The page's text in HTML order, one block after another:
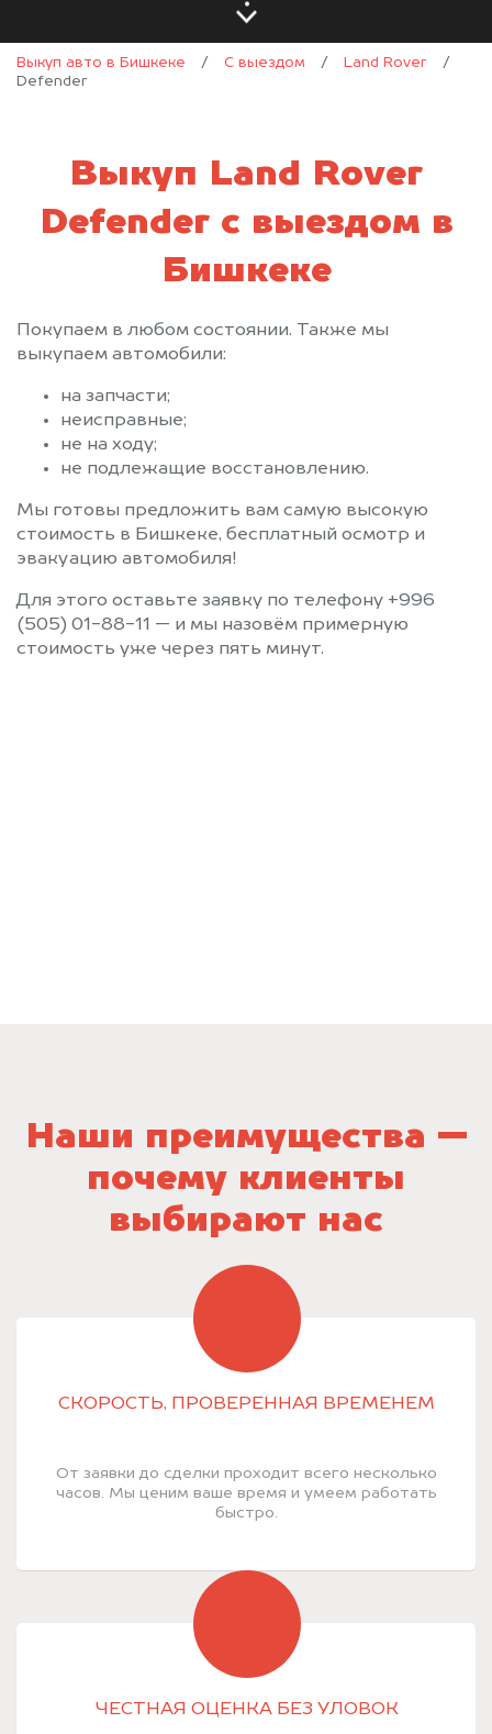
Выкуп авто в Бишкеке / С выездом / Land Rover
/
Defender
Выкуп Land Rover
Defender с выездом в
Бишкеке
Покупаем в любом состоянии. Также мы
выкупаем автомобили:
на запчасти;
неисправные;
не на ходу;
не подлежащие восстановлению.
Мы готовы предложить вам самую высокую
стоимость в Бишкеке, бесплатный осмотр и
эвакуацию автомобиля!
Для этого оставьте заявку по телефону +996
(505) 01-88-11 — и мы назовём примерную
стоимость уже через пять минут.
Наши преимущества —
почему клиенты
выбирают нас
СКОРОСТЬ, ПРОВЕРЕННАЯ ВРЕМЕНЕМ
От заявки до сделки проходит всего несколько
часов. Мы ценим ваше время и умеем работать
быстро.
ЧЕСТНАЯ ОЦЕНКА БЕЗ УЛОВОК